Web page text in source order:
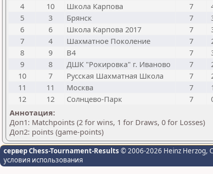
4
10 Школа Карпова 7
5
3 Брянск 7
6
6 Школа Карпова 2017 7
7
4 Шахматное Поколение 7
8
9 В4 7
9
8 ДШК "Рокировка" г. Иваново 7
10
7 Русская Шахматная Школа 7
11
11 Москва 7
12
12 Солнцево-Парк 7
Аннотация:
Доп1: Matchpoints (2 for wins, 1 for Draws, 0 for Losses)
Доп2: points (game-points)
сервер Chess-Tournament-Results © 2006-2026 Heinz Herzog,
условия использования